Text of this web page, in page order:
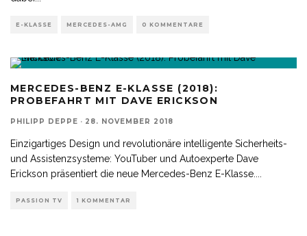
E-KLASSE MERCEDES-AMG 0 KOMMENTARE
MERCEDES-BENZ E-KLASSE (2018):
PROBEFAHRT MIT DAVE ERICKSON
PHILIPP DEPPE · 28. NOVEMBER 2018
Einzigartiges Design und revolutionäre intelligente Sicherheits-
und Assistenzsysteme: YouTuber und Autoexperte Dave
Erickson präsentiert die neue Mercedes-Benz E-Klasse.
PASSION TV 1 KOMMENTAR